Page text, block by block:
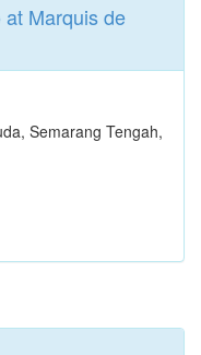
Marquis de
Semarang Tengah,